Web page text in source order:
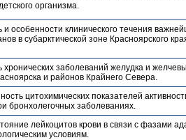
организма.
и особенности клинического течения
в субарктической зоне Красноярского
хронических заболеваний желудка и
и районов Крайнего Севера.
цитохимических показателей
бронхолегочных заболеваниях.
лейкоцитов крови в связи с фазами
условиям.